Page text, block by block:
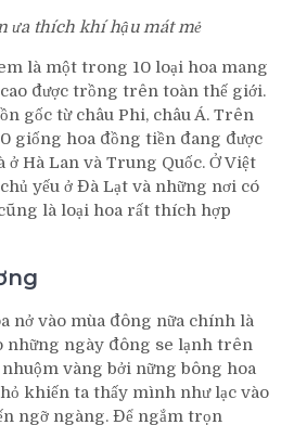
ưa thích khí hậu mát mẻ
là một trong 10 loại hoa mang
được trồng trên toàn thế giới.
gốc từ châu Phi, châu Á. Trên
giống hoa đồng tiền đang được
ở Hà Lan và Trung Quốc. Ở Việt
yếu ở Đà Lạt và những nơi có
là loại hoa rất thích hợp
nở vào mùa đông nữa chính là
những ngày đông se lạnh trên
vàng bởi nững bông hoa
khiến ta thấy mình như lạc vào
ngỡ ngàng. Để ngắm trọn